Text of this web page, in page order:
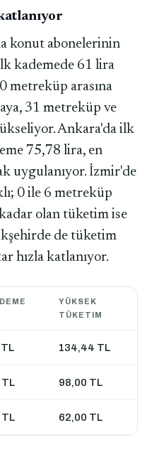
konut abonelerinin
kademede 61 lira
metreküp arasına
31 metreküp ve
Ankara'da ilk
75,78 lira, en
uygulanıyor. İzmir'de
0 ile 6 metreküp
olan tüketim ise
de tüketim
hızla katlanıyor.
YÜKSEK
TÜKETIM
134,44 TL
TL 98,00 TL
TL 62,00 TL